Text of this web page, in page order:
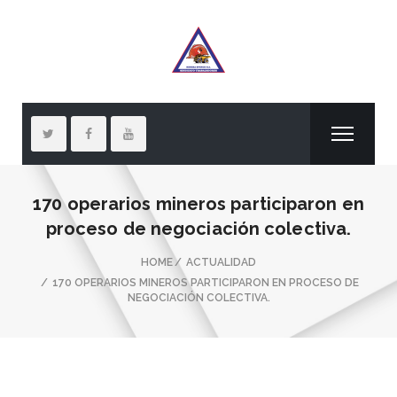
170 operarios mineros participaron en
proceso de negociación colectiva.
HOME
ACTUALIDAD
170 OPERARIOS MINEROS PARTICIPARON EN PROCESO DE
NEGOCIACIÓN COLECTIVA.